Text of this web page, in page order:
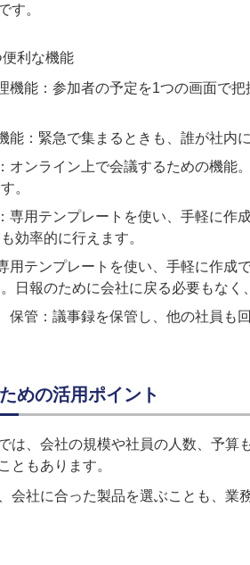
す。
利な機能
機能：参加者の予定を1つの画面で
能：緊急で集まるときも、誰が社内
オンライン上で会議するための機能
。
専用テンプレートを使い、手軽に作
効率的に行えます。
用テンプレートを使い、手軽に作成
日報のために会社に戻る必要もなく
保管：議事録を保管し、他の社員も回
めの活用ポイント
は、会社の規模や社員の人数、予算
ともあります。
会社に合った製品を選ぶことも、業